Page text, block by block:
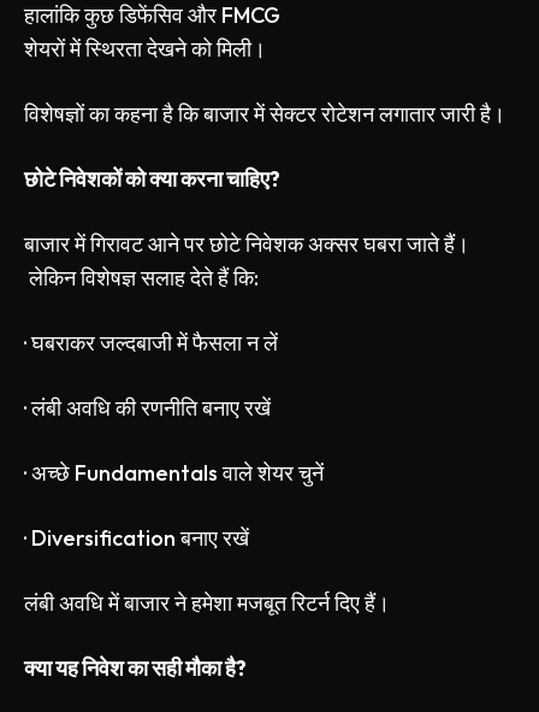
हालांकिकुछडिफेंसिवऔर FMCG
शेयरोंमेंस्थिरतादेखनेकोमिली।
विशेषज्ञोंकाकहनाहैकिबाजारमेंसेक्टररोटेशनलगातारजारीहै।
छोटेनिवेशकोंकोक्याकरनाचाहिए?
बाजारमेंगिरावटआनेपरछोटेनिवेशकअक्सरघबराजातेहैं।
लेकिनविशेषज्ञसलाहदेतेहैंकि:
·घबराकरजल्दबाजीमेंफैसलानलें
·लंबीअवधिकीरणनीतिबनाएरखें
·अच्छे Fundamentalsवालेशेयरचुनें
· Diversificationबनाएरखें
लंबीअवधिमेंबाजारनेहमेशामजबूतरिटर्नदिएहैं।
क्यायहनिवेशकासहीमौकाहै?